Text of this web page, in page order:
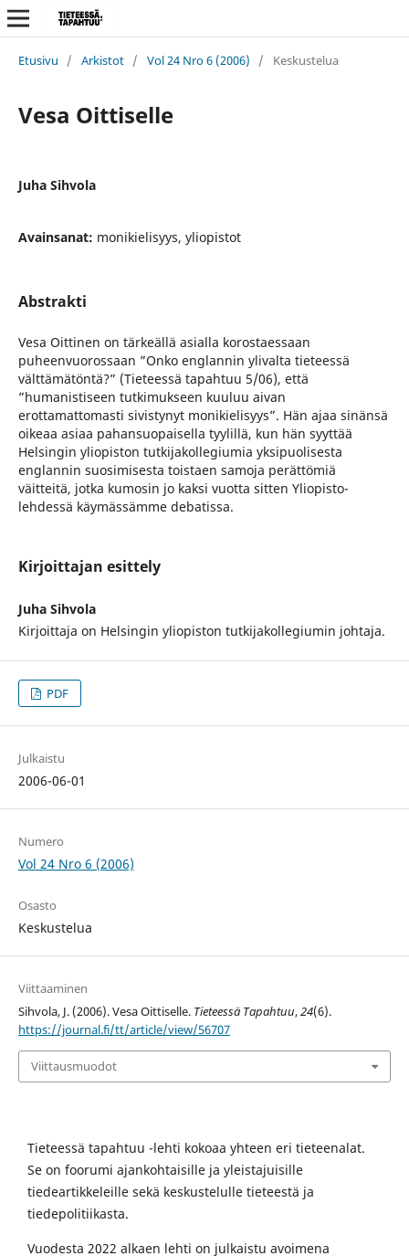
Etusivu / Arkistot / Vol 24 Nro 6 (2006) / Keskustelua
Vesa Oittiselle
Juha Sihvola
Avainsanat: monikielisyys, yliopistot
Abstrakti
Vesa Oittinen on tärkeällä asialla korostaessaan
puheenvuorossaan ”Onko englannin ylivalta tieteessä
välttämätöntä?” (Tieteessä tapahtuu 5/06), että
”humanistiseen tutkimukseen kuuluu aivan
erottamattomasti sivistynyt monikielisyys”. Hän ajaa sinänsä
oikeaa asiaa pahansuopaisella tyylillä, kun hän syyttää
Helsingin yliopiston tutkijakollegiumia yksipuolisesta
englannin suosimisesta toistaen samoja perättömiä
väitteitä, jotka kumosin jo kaksi vuotta sitten Yliopisto-
lehdessä käymässämme debatissa.
Kirjoittajan esittely
Juha Sihvola
Kirjoittaja on Helsingin yliopiston tutkijakollegiumin johtaja.
PDF
Julkaistu
2006-06-01
Numero
Vol 24 Nro 6 (2006)
Osasto
Keskustelua
Viittaaminen
Sihvola, J. (2006). Vesa Oittiselle. Tieteessä Tapahtuu,24(6).
https://journal.fi/tt/article/view/56707
Viittausmuodot
Tieteessä tapahtuu -lehti kokoaa yhteen eri tieteenalat.
Se on foorumi ajankohtaisille ja yleistajuisille
tiedeartikkeleille sekä keskustelulle tieteestä ja
tiedepolitiikasta.
Vuodesta 2022 alkaen lehti on julkaistu avoimena